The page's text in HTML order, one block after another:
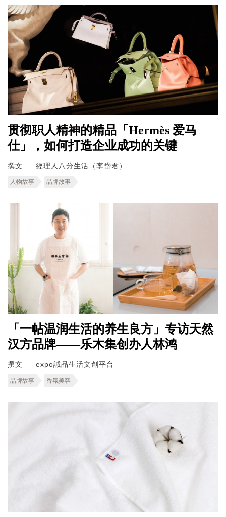
贯彻职人精神的精品「Hermès 爱马
仕」，如何打造企业成功的关键
撰文 經理人八分生活（李岱君）
人物故事 品牌故事
「一帖温润生活的养生良方」专访天然
汉方品牌——乐木集创办人林鸿
撰文 expo誠品生活文創平台
品牌故事 香氛美容